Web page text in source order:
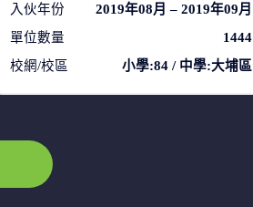
入伙年份
2019年08月 – 2019年09月
單位數量
1444
校網/校區
小學:84 / 中學:大埔區